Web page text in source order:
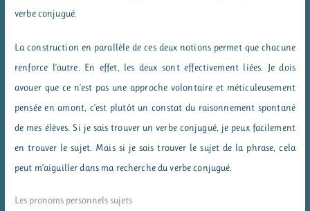
verbe conjugué.
La construction en parallèle de ces deux notions permet que chacune
renforce l’autre. En effet, les deux sont effectivement liées. Je dois
avouer que ce n’est pas une approche volontaire et méticuleusement
pensée en amont, c’est plutôt un constat du raisonnement spontané
de mes élèves. Si je sais trouver un verbe conjugué, je peux facilement
en trouver le sujet. Mais si je sais trouver le sujet de la phrase, cela
peut m’aiguiller dans ma recherche du verbe conjugué.
Les pronoms personnels sujets